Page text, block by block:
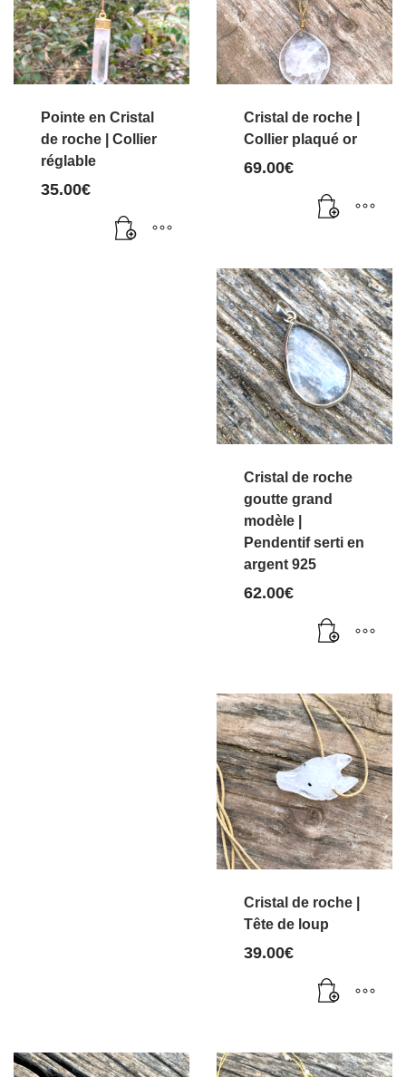
Les
options
peuvent
être
choisies
page
Pointe en Cristal
de roche | Collier
réglable
35.00€
Cristal de roche |
Collier plaqué or
69.00€
Cristal de roche
goutte grand
modèle |
Pendentif serti en
argent 925
62.00€
Cristal de roche |
Tête de loup
39.00€